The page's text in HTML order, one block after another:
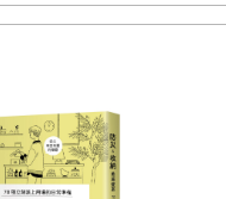
/302A漂浮幽靈 /304A